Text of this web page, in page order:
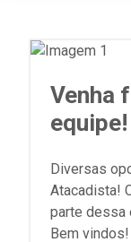
Venha
equipe!
Diversas
Atacadista!
parte dessa
Bem vindos!